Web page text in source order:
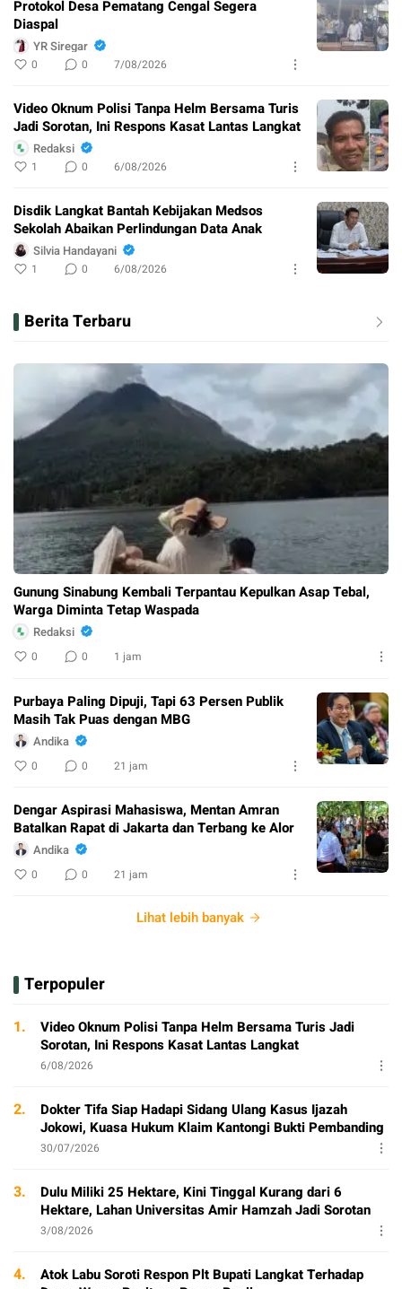
Protokol Desa Pematang Cengal Segera
Diaspal
YR Siregar
0 0 7/08/2026
Video Oknum Polisi Tanpa Helm Bersama Turis
Jadi Sorotan, Ini Respons Kasat Lantas Langkat
Redaksi
1 0 6/08/2026
Disdik Langkat Bantah Kebijakan Medsos
Sekolah Abaikan Perlindungan Data Anak
Silvia Handayani
1 0 6/08/2026
Berita Terbaru
Gunung Sinabung Kembali Terpantau Kepulkan Asap Tebal,
Warga Diminta Tetap Waspada
Redaksi
0 0 1 jam
Purbaya Paling Dipuji, Tapi 63 Persen Publik
Masih Tak Puas dengan MBG
Andika
0 0 21 jam
Dengar Aspirasi Mahasiswa, Mentan Amran
Batalkan Rapat di Jakarta dan Terbang ke Alor
Andika
0 0 21 jam
Lihat lebih banyak
Terpopuler
1.
Video Oknum Polisi Tanpa Helm Bersama Turis Jadi
Sorotan, Ini Respons Kasat Lantas Langkat
6/08/2026
2.
Dokter Tifa Siap Hadapi Sidang Ulang Kasus Ijazah
Jokowi, Kuasa Hukum Klaim Kantongi Bukti Pembanding
30/07/2026
3.
Dulu Miliki 25 Hektare, Kini Tinggal Kurang dari 6
Hektare, Lahan Universitas Amir Hamzah Jadi Sorotan
3/08/2026
4.
Atok Labu Soroti Respon Plt Bupati Langkat Terhadap